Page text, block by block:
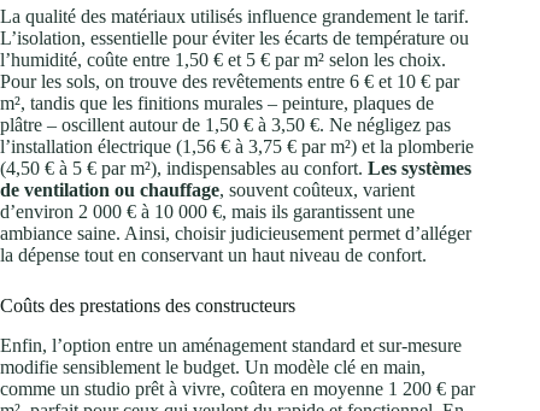
La qualité des matériaux utilisés influence grandement le tarif.
L’isolation, essentielle pour éviter les écarts de température ou
l’humidité, coûte entre 1,50 € et 5 € par m² selon les choix.
Pour les sols, on trouve des revêtements entre 6 € et 10 € par
m², tandis que les finitions murales – peinture, plaques de
plâtre – oscillent autour de 1,50 € à 3,50 €. Ne négligez pas
l’installation électrique (1,56 € à 3,75 € par m²) et la plomberie
(4,50 € à 5 € par m²), indispensables au confort. Les systèmes
de ventilation ou chauffage, souvent coûteux, varient
d’environ 2 000 € à 10 000 €, mais ils garantissent une
ambiance saine. Ainsi, choisir judicieusement permet d’alléger
la dépense tout en conservant un haut niveau de confort.
Coûts des prestations des constructeurs
Enfin, l’option entre un aménagement standard et sur-mesure
modifie sensiblement le budget. Un modèle clé en main,
comme un studio prêt à vivre, coûtera en moyenne 1 200 € par